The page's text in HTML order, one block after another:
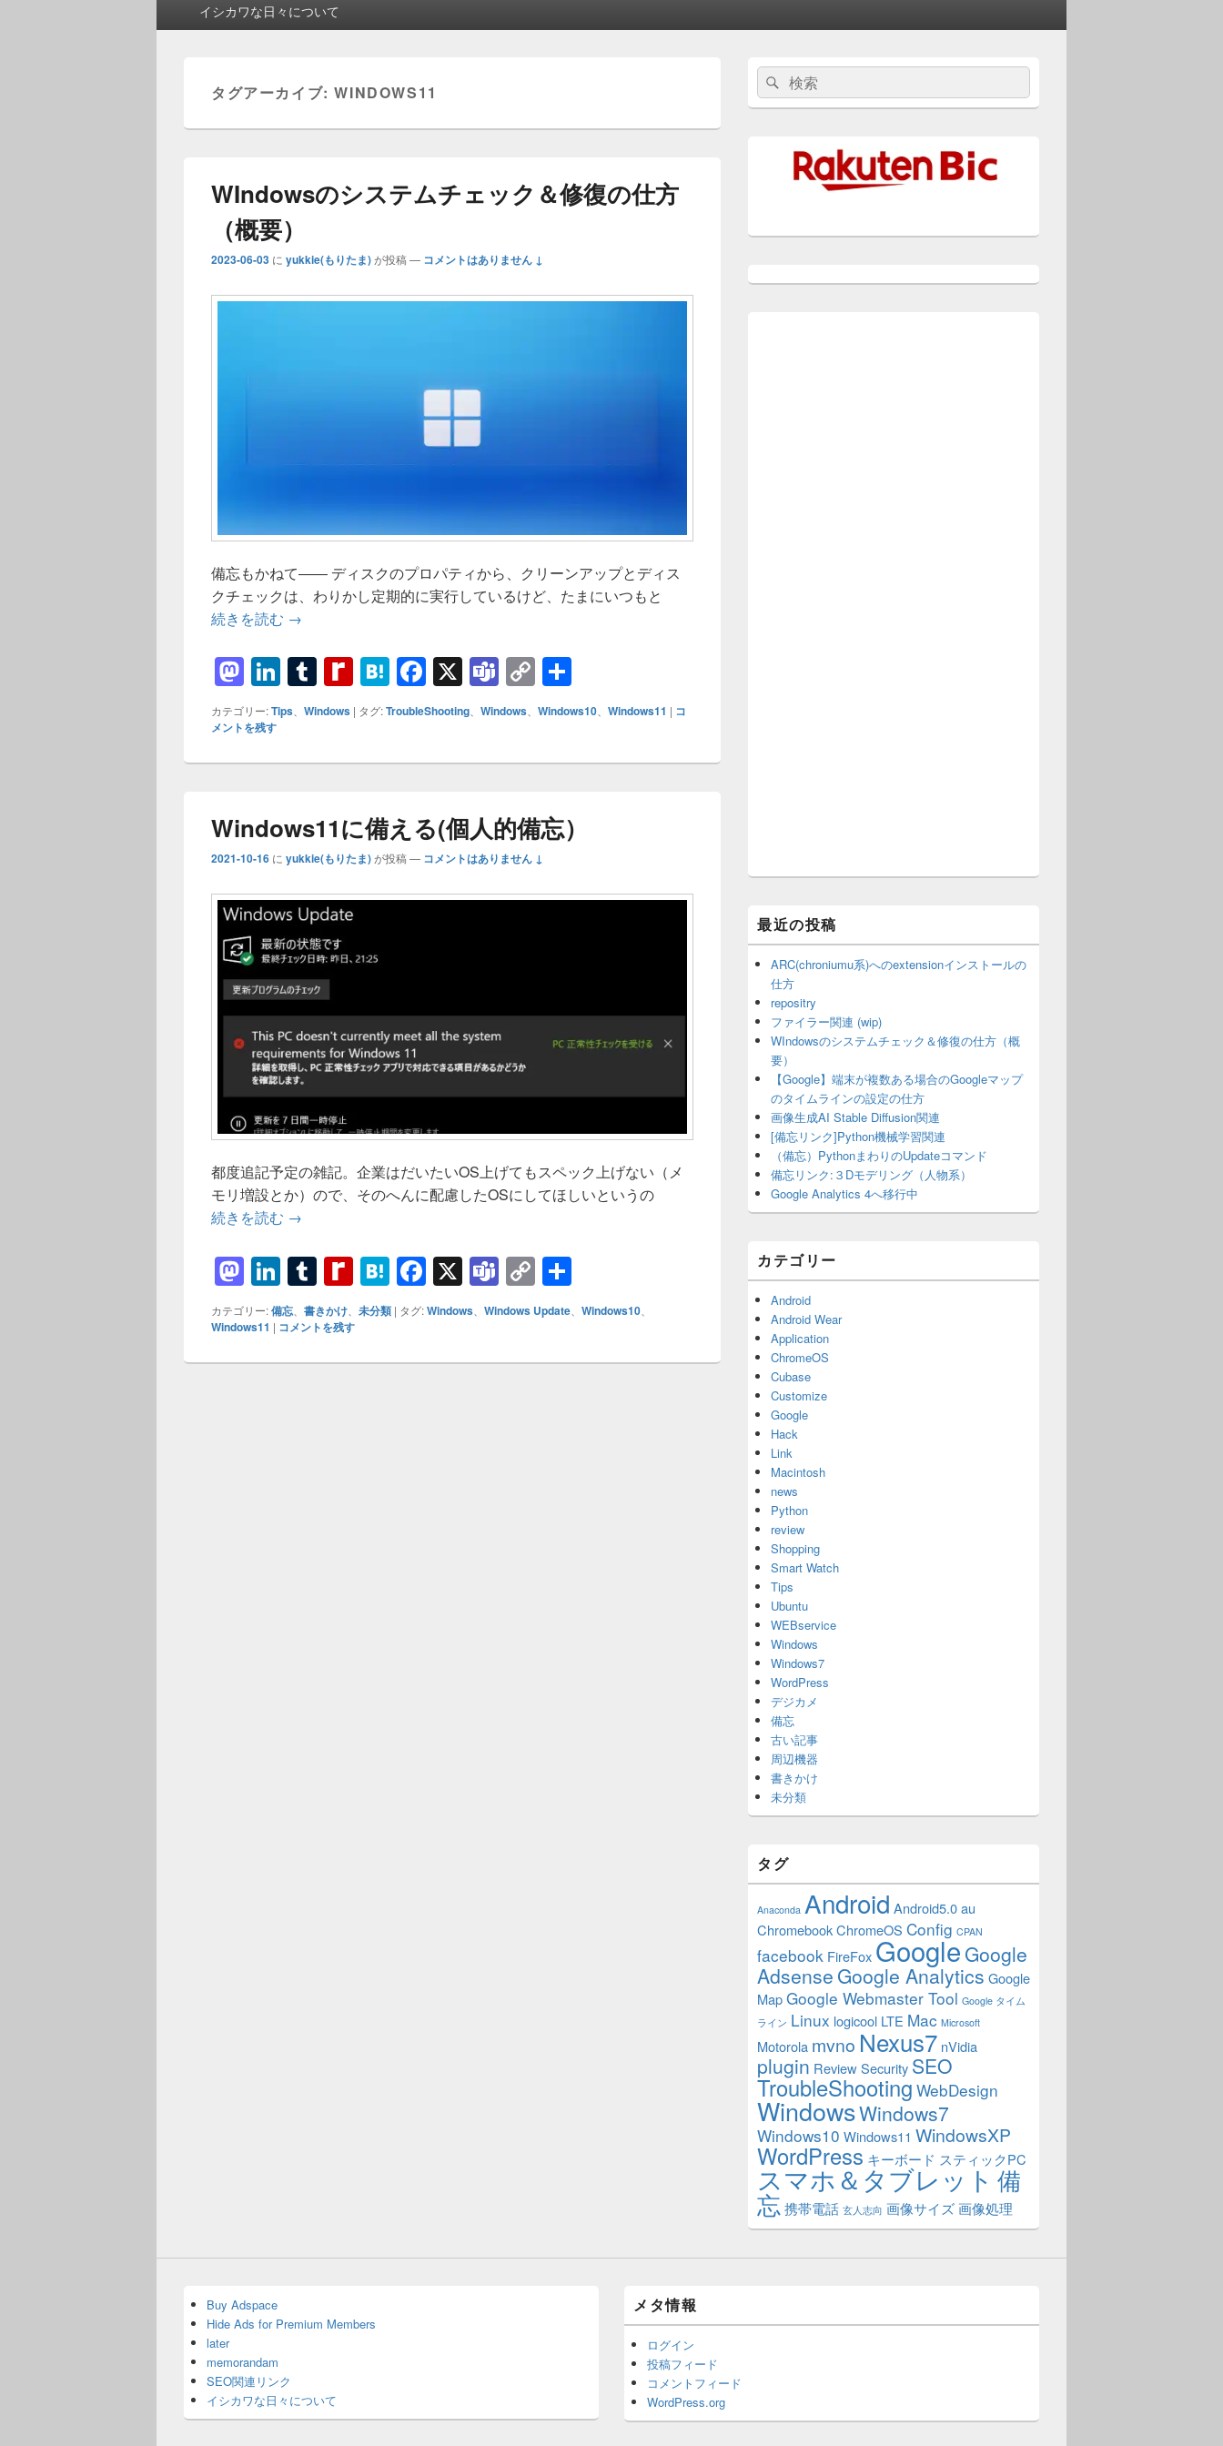
イシカワな日々について
タグアーカイブ:WINDOWS11
WIndowsのシステムチェック＆修復の仕方
（概要）
2023-06-03 に yukkie(もりたま)が投稿 — コメントはありません ↓
備忘もかねて―― ディスクのプロパティから、クリーンアップとディス
クチェックは、わりかし定期的に実行しているけど、たまにいつもと
続きを読む WIndowsのシステムチェック＆修復の仕方（概要）
→
M
a
st
o
o
n
Li
n
k
e
n
T
u
bl
R
e
di
ff
y
P
a
g
H
at
n
F
a
e
o
o
k
X T
e
m
C
o
y
n
k
有
カテゴリー:Tips、 Windows | タグ:TroubleShooting、 Windows、 Windows10、 Windows11 | コ
メントを残す
Windows11に備える(個人的備忘）
2021-10-16 に yukkie(もりたま)が投稿 — コメントはありません ↓
都度追記予定の雑記。企業はだいたいOS上げてもスペック上げない（メ
モリ増設とか）ので、そのへんに配慮したOSにしてほしいというの
続きを読む Windows11に備える(個人的備忘）
→
M
a
st
o
Li
n
k
e
T
u
m
bl
R
e
di
ff
H
at
e
n
F
a
c
e
X T
e
a
m
C
o
p
y
有
カテゴリー:備忘 書きかけ 未分類 | タグ:Windows Windows Update Windows10
Windows11 | コメントを残す
メ
ン
サ
ト
検
索:
検
索
最近の投稿
ARC(chroniumu系)へのextensionインストールの
仕方
repositry
ファイラー関連 (wip)
WIndowsのシステムチェック＆修復の仕方（概
要）
【Google】端末が複数ある場合のGoogleマップ
のタイムラインの設定の仕方
画像生成AI Stable Diffusion関連
[備忘リンク]Python機械学習関連
（備忘）PythonまわりのUpdateコマンド
備忘リンク:３Dモデリング（人物系）
Google Analytics 4へ移行中
カテゴリー
Android
Android Wear
Application
ChromeOS
Cubase
Customize
Google
Hack
Link
Macintosh
news
Python
review
Shopping
Smart Watch
Tips
Ubuntu
WEBservice
Windows
Windows7
WordPress
デジカメ
備忘
古い記事
周辺機器
書きかけ
未分類
タグ
Anaconda Android Android5.0au
ChromebookChromeOS Config CPAN
facebook FireFox Google Google
Adsense Google Analytics Google
MapGoogle Webmaster Tool Google タイム
ライン Linux logicool LTE Mac Microsoft
Motorola mvno Nexus7 nVidia
plugin ReviewSecurity SEO
TroubleShooting WebDesign
WindowsWindows7
Windows10 Windows11 WindowsXP
WordPress キーボード スティックPC
スマホ＆タブレット 備
忘 携帯電話 玄人志向 画像サイズ画像処理
Buy Adspace
Hide Ads for Premium Members
later
memorandam
SEO関連リンク
イシカワな日々について
メタ情報
ログイン
投稿フィード
コメントフィード
WordPress.org